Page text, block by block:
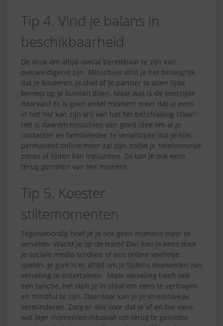
Tip 4. Vind je balans in
beschikbaarheid
De druk om altijd overal bereikbaar te zijn kan
overweldigend zijn. Misschien vind je het belangrijk
dat je kinderen, je chef of je partner te allen tijde
beroep op je kunnen doen. Maar wat is de keerzijde
daarvan? Er is geen enkel moment meer dat je eens
in het ‘nu’ kan zijn vrij van het ‘ter beschikking staan’.
Het is daarom misschien een goed idee om al je
contacten en familieleden te verwittigen dat je niet
permanent online meer zal zijn, zodat je ‘telefoonvrije’
zones of tijden kan inplannen. Zo kan je ook eens
terug genieten van het moment.
Tip 5. Koester
stiltemomenten
Tegenwoordig hoef je je ook geen moment meer te
vervelen. Wacht je op de tram? Dan kan je eens door
je sociale media scrollen of een online spelletje
spelen. Je gsm is er altijd om je tijdens momenten van
verveling te entertainen. Maar verveling heeft ook
een functie, het stelt je in staat om eens te vertragen
en mindful te zijn. Daardoor kan je je stressniveau
verminderen. Zorg er dus voor dat je af en toe eens
wat lege momenten inbouwt om terug te genieten